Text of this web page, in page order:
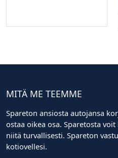
MITÄ ME TEEMME
Spareton ansiosta autojansa
ostaa oikea osa. Sparetosta
niitä turvallisesti. Spareton
kotiovellesi.